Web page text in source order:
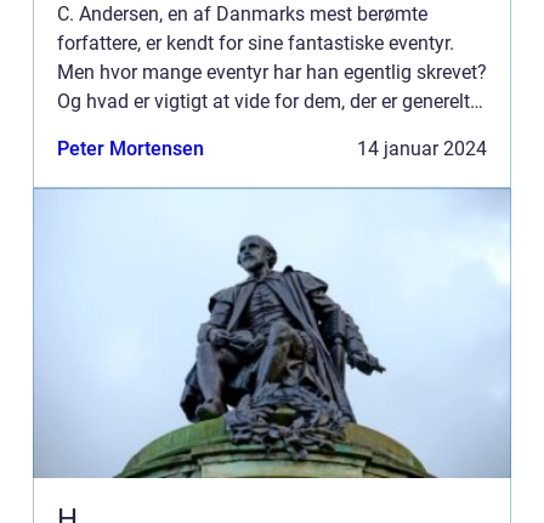
C. Andersen, en af Danmarks mest berømte
forfattere, er kendt for sine fantastiske eventyr.
Men hvor mange eventyr har han egentlig skrevet?
Og hvad er vigtigt at vide for dem, der er generelt
ned i ...
Peter Mortensen 14 januar 2024